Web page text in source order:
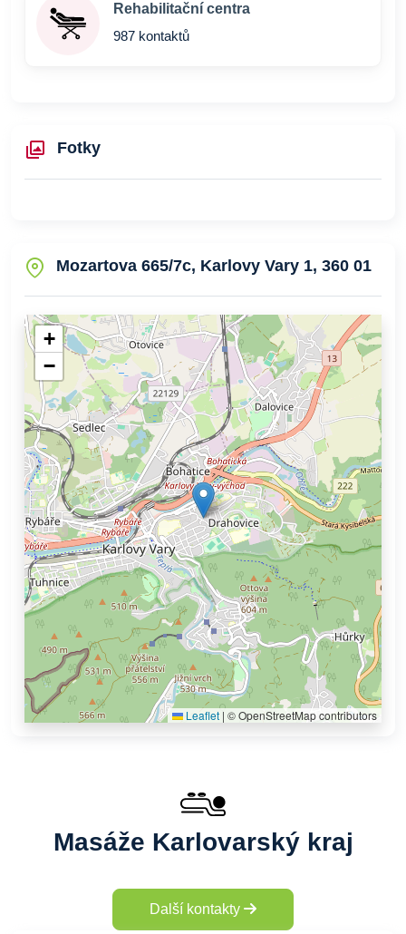
Rehabilitační centra
987 kontaktů
Fotky
Mozartova 665/7c, Karlovy Vary 1, 360 01
+
−
Leaflet | © OpenStreetMap contributors
Masáže Karlovarský kraj
Další kontakty